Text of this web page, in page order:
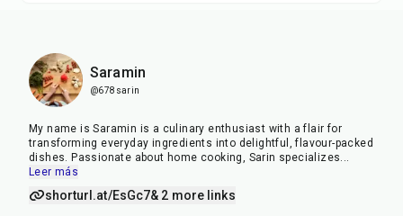
Saramin
@678sarin
My name is Saramin is a culinary enthusiast with a flair for
transforming everyday ingredients into delightful, flavour-packed
dishes. Passionate about home cooking, Sarin specializes...
Leer más
shorturl.at/EsGc7& 2 more links